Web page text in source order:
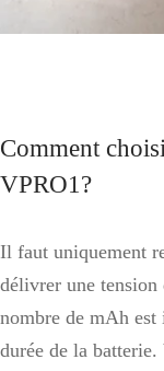
Comment
VPRO1?
Il faut uniquement
délivrer une
nombre de mAh
durée de la